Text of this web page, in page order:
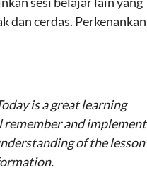
dan cerdas. Perkenankan
is a great learning
remember and implement
of the lesson